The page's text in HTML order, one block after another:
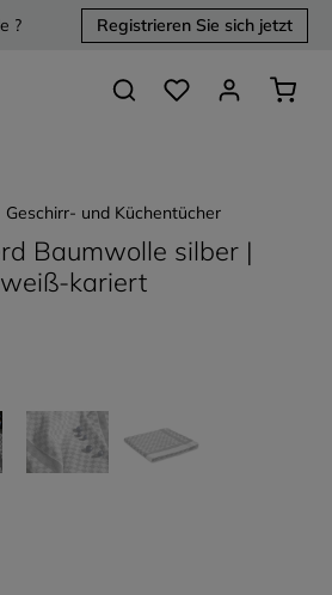
? Registrieren Sie sich jetzt
Du hast 0 Produkte
Geschirr- und Küchentücher
Baumwolle silber |
kariert